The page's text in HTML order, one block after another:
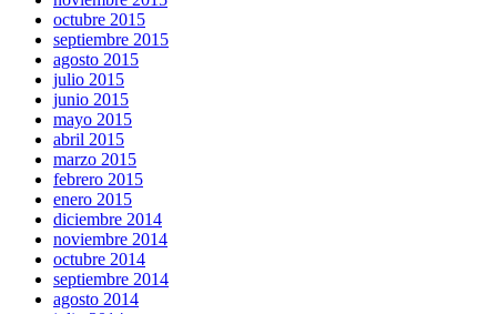
octubre 2015
septiembre 2015
agosto 2015
julio 2015
junio 2015
mayo 2015
abril 2015
marzo 2015
febrero 2015
enero 2015
diciembre 2014
noviembre 2014
octubre 2014
septiembre 2014
agosto 2014